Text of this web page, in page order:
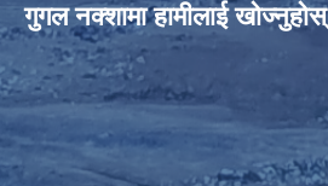
गुगल नक्शामा हामीलाई खोज्नुहोस्